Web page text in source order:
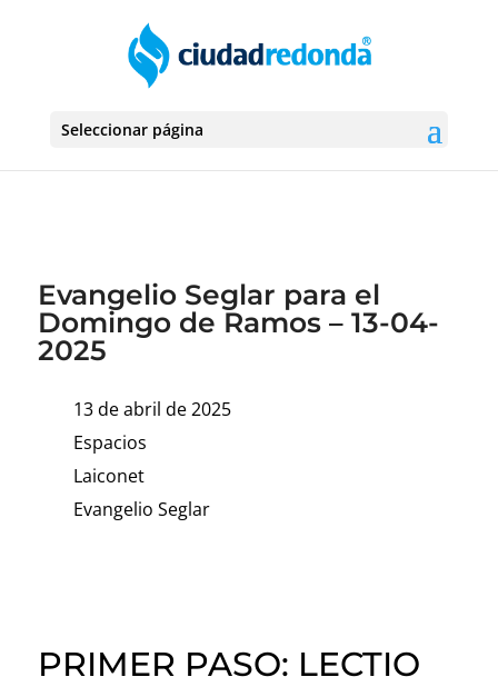
Seleccionar página
Evangelio Seglar para el
Domingo de Ramos – 13-04-
2025
13 de abril de 2025
Espacios
Laiconet
Evangelio Seglar
PRIMER PASO: LECTIO